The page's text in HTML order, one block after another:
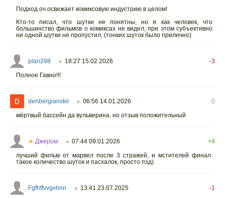
Подход оч освежает комиксовую индустрию в целом!
Кто-то писал, что шутки не понятны, но я как человек, что
большинство фильмов о комиксах не видел, при этом субъективно
ни одной шутки не пропустил, (тонких шуток было прилично)
plan298 ○ 18:27 15.02.2026
-3
Полное Гавно!!!
denbergianskii ○ 06:56 14.01.2026
0
мёртвый бассейн да вульверина. но отзыв положительный
★ Джером ○ 07:44 09.01.2026
+4
лучший фильм от марвел после 3 стражей, и мстителей финал.
такое количество шуток и пасхалок, просто пзд)
Fgfhffvvgvhnn ○ 13:41 23.07.2025
-1